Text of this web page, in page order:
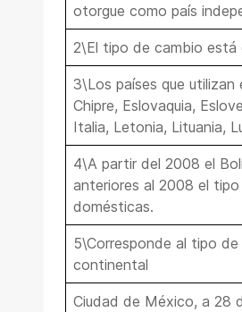
otorgue como país
2\El tipo de cambio está
3\Los países que utilizan
Chipre, Eslovaquia,
Italia, Letonia, Lituania,
4\A partir del 2008 el
anteriores al 2008 el
domésticas.
5\Corresponde al tipo
continental
Ciudad de México, a 28